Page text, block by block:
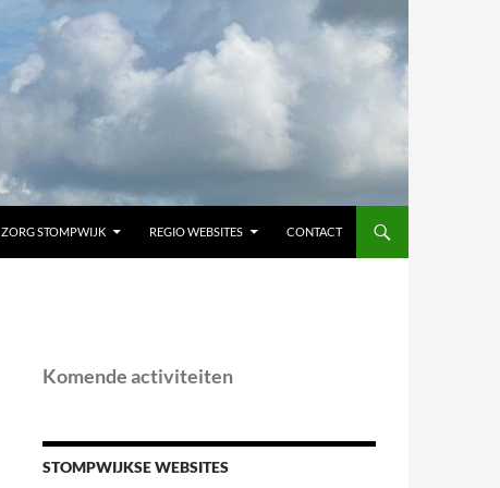
ZORG STOMPWIJK REGIO WEBSITES CONTACT
Komende activiteiten
STOMPWIJKSE WEBSITES